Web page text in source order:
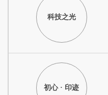
科技之光
初心 · 印迹